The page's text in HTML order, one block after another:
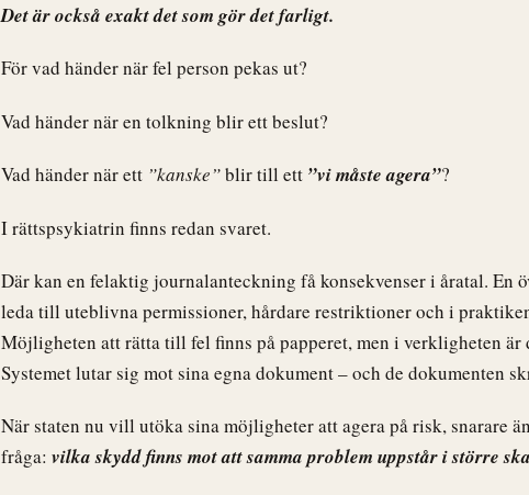
Det är också exakt det som gör det farligt.
För vad händer när fel person pekas ut?
Vad händer när en tolkning blir ett beslut?
Vad händer när ett ”kanske”blir till ett ”vi måste agera”?
I rättspsykiatrin finns redan svaret.
Där kan en felaktig journalanteckning få konsekvenser i åratal. En
leda till uteblivna permissioner, hårdare restriktioner och i
Möjligheten att rätta till fel finns på papperet, men i verkligheten är
Systemet lutar sig mot sina egna dokument – och de dokumenten
När staten nu vill utöka sina möjligheter att agera på risk, snarare
fråga: vilka skydd finns mot att samma problem uppstår i större